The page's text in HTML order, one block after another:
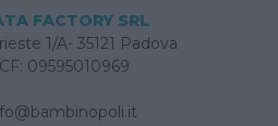
FACTORY SRL
1/A- 35121 Padova
09595010969